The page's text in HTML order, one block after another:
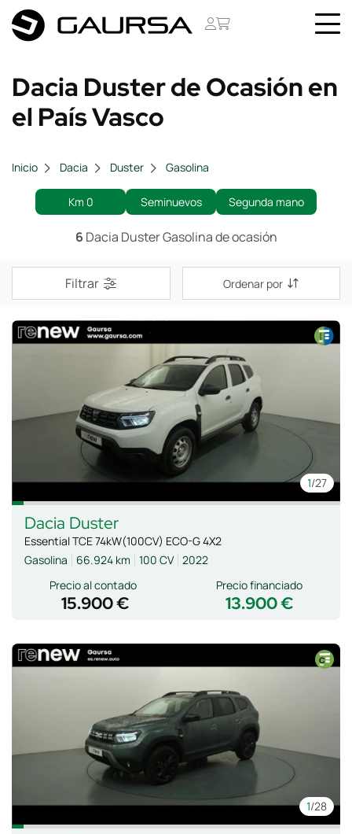
Dacia Duster de Ocasión en
el País Vasco
Inicio Dacia Duster Gasolina
Km 0 Seminuevos Segunda mano
6 Dacia Duster Gasolina de ocasión
Filtrar Ordenar por
1/27
Dacia Duster
Essential TCE 74kW(100CV) ECO-G 4X2
Gasolina
66.924 km 100 CV 2022
Precio al contado
15.900 € 13.900 €
Precio financiado
1/28